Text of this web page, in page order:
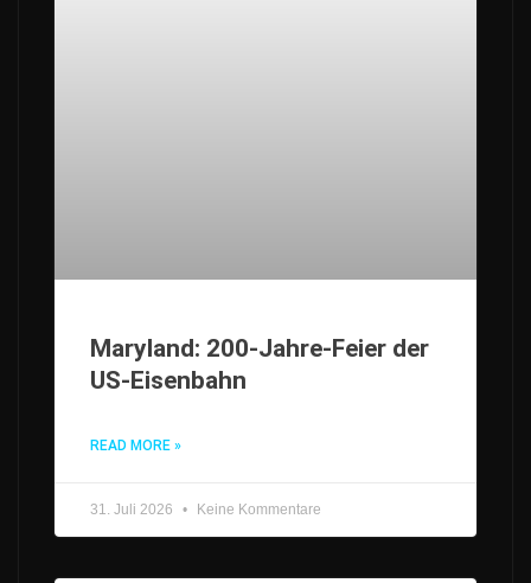
Maryland: 200-Jahre-Feier der
US-Eisenbahn
READ MORE »
31. Juli 2026 Keine Kommentare